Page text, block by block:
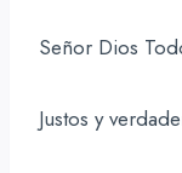
Señor Dios
Justos y